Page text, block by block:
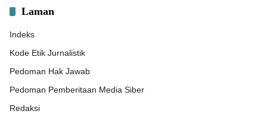
Laman
Indeks
Kode Etik Jurnalistik
Pedoman Hak Jawab
Pedoman Pemberitaan Media Siber
Redaksi